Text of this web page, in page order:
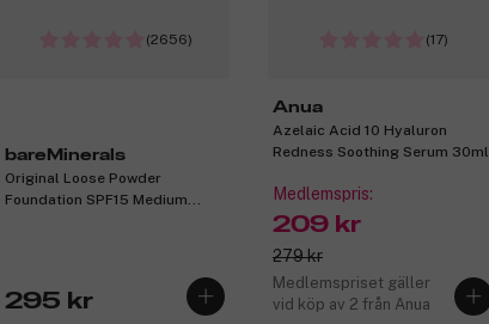
(2656)
bareMinerals
Original Loose Powder
Foundation SPF15 Medium
295 kr
(17)
Anua
Azelaic Acid 10 Hyaluron
Redness Soothing Serum 30ml
Medlemspris:
209 kr
279 kr
Medlemspriset gäller
vid köp av 2 från Anua